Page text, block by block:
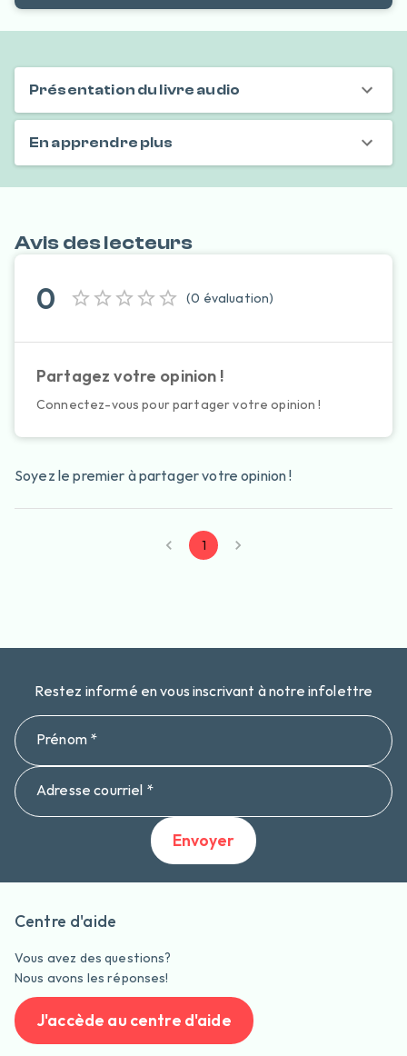
Présentation du livre audio
En apprendre plus
Avis des lecteurs
0 (0 évaluation)
Partagez votre opinion !
Connectez-vous pour partager votre opinion !
Soyez le premier à partager votre opinion !
1
Restez informé en vous inscrivant à notre infolettre
Prénom *
Adresse courriel *
Envoyer
Centre d'aide
Vous avez des questions?
Nous avons les réponses!
J'accède au centre d'aide